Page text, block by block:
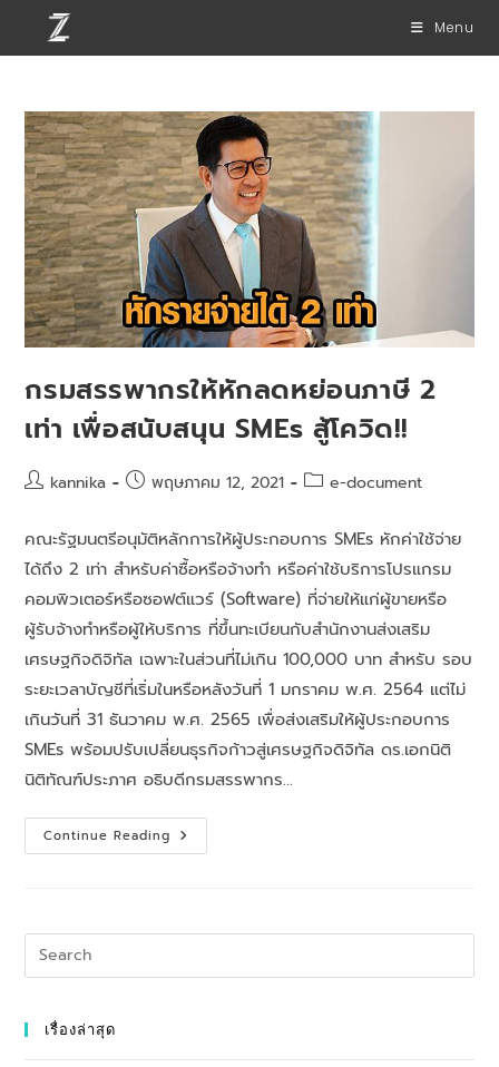
Menu
กรมสรรพากรให้หักลดหย่อนภาษี 2
เท่า เพื่อสนับสนุน SMEs สู้โควิด!!
kannika พฤษภาคม 12, 2021 e-document
คณะรัฐมนตรีอนุมัติหลักการให้ผู้ประกอบการ SMEs หักค่าใช้จ่าย
ได้ถึง 2 เท่า สำหรับค่าซื้อหรือจ้างทำ หรือค่าใช้บริการโปรแกรม
คอมพิวเตอร์หรือซอฟต์แวร์ (Software) ที่จ่ายให้แก่ผู้ขายหรือ
ผู้รับจ้างทำหรือผู้ให้บริการ ที่ขึ้นทะเบียนกับสำนักงานส่งเสริม
เศรษฐกิจดิจิทัล เฉพาะในส่วนที่ไม่เกิน 100,000 บาท สำหรับ รอบ
ระยะเวลาบัญชีที่เริ่มในหรือหลังวันที่ 1 มกราคม พ.ศ. 2564 แต่ไม่
เกินวันที่ 31 ธันวาคม พ.ศ. 2565 เพื่อส่งเสริมให้ผู้ประกอบการ
SMEs พร้อมปรับเปลี่ยนธุรกิจก้าวสู่เศรษฐกิจดิจิทัล ดร.เอกนิติ
นิติทัณฑ์ประภาศ อธิบดีกรมสรรพากร…
Continue Reading
เรื่องล่าสุด